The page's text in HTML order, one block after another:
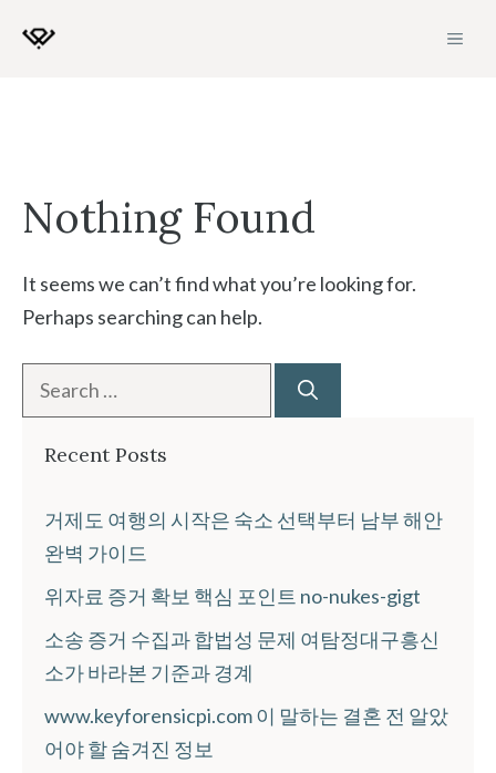
Nothing Found
It seems we can’t find what you’re looking for.
Perhaps searching can help.
Search
for:
Recent Posts
거제도 여행의 시작은 숙소 선택부터 남부 해안
완벽 가이드
위자료 증거 확보 핵심 포인트 no-nukes-gigt
소송 증거 수집과 합법성 문제 여탐정대구흥신
소가 바라본 기준과 경계
www.keyforensicpi.com 이 말하는 결혼 전 알았
어야 할 숨겨진 정보